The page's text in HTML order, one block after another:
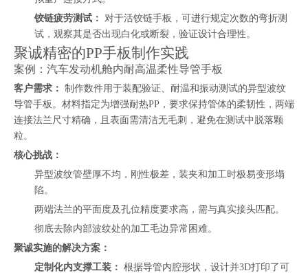
铰链疲劳测试：
对于活铰链手板，可进行规定次数的弯折测
试，观察其是否出现白化或断裂，验证设计合理性。
聚诚精密的PP手板制作实践
案例：汽车发动机舱内耐高温柔性导管手板
客户需求： 制作数件用于装配验证、耐温和振动测试的异型波纹
导管手板。材料指定为增强耐热PP，要求保持管体的柔韧性，两端
连接法兰尺寸精确，且表面需清洁无毛刺，避免在测试中脱落颗
粒。
核心挑战：
异型波纹管壁厚不均，刚性极差，装夹和加工时极易变形塌
陷。
两端法兰的平面度及孔位精度要求高，需与真实接头匹配。
彻底去除内部波纹处的加工毛边异常困难。
聚诚实施的解决方案：
定制化内支撑工装： 根据导管内腔形状，设计并3D打印了可